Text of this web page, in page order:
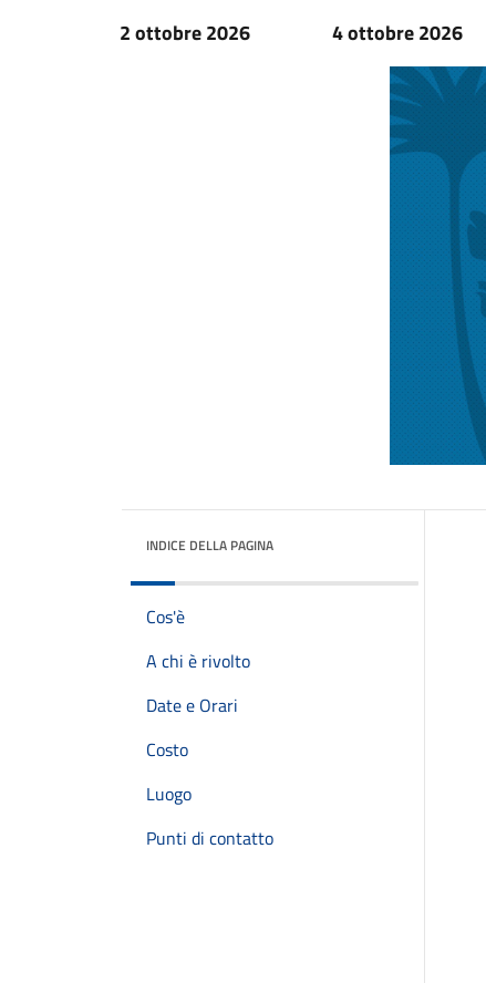
2 ottobre 2026
4 ottobre 2026
INDICE DELLA PAGINA
Cos'è
A chi è rivolto
Date e Orari
Costo
Luogo
Punti di contatto